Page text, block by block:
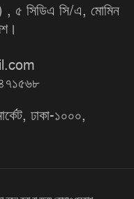
, ৫ সিডিএ সি/এ, মোমিন
ঢাকা-১০০০,